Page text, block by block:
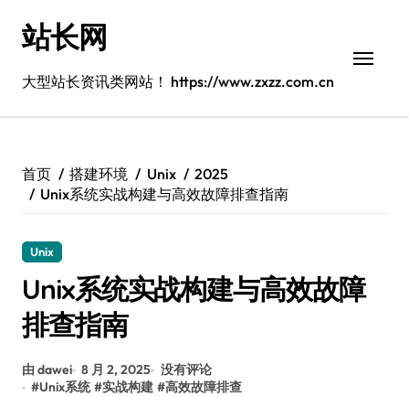
站长网
大型站长资讯类网站！ https://www.zxzz.com.cn
首页 搭建环境 Unix
2025
Unix系统实战构建与高效故障排查指南
Unix
Unix系统实战构建与高效故障
排查指南
由 dawei 8 月 2, 2025 没有评论
#Unix系统 #实战构建 #高效故障排查